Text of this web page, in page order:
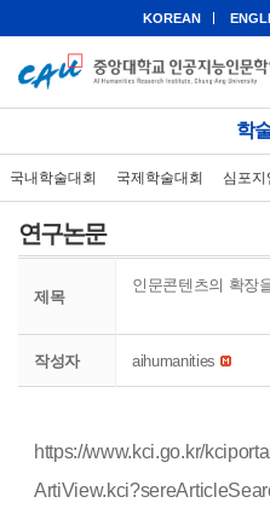
KOREAN
학
국내학술대회 국제학술대회 심포지
연구논문
제목
인문콘텐츠의 확장
작성자 aihumanities
https://www.kci.go.kr/